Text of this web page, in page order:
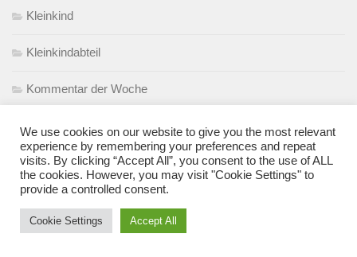
Kleinkind
Kleinkindabteil
Kommentar der Woche
Kommunikation
Krankheit
Kuscheltier
We use cookies on our website to give you the most relevant
experience by remembering your preferences and repeat
visits. By clicking “Accept All”, you consent to the use of ALL
the cookies. However, you may visit "Cookie Settings" to
provide a controlled consent.
Cookie Settings Accept All